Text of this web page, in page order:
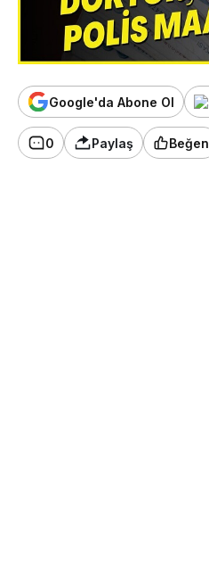
Google'da Abone Ol
0 Paylaş Beğen